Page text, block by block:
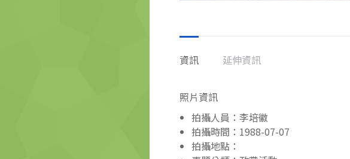
資訊 延伸資訊
照片資訊
拍攝人員：李培徽
拍攝時間：1988-07-07
拍攝地點：